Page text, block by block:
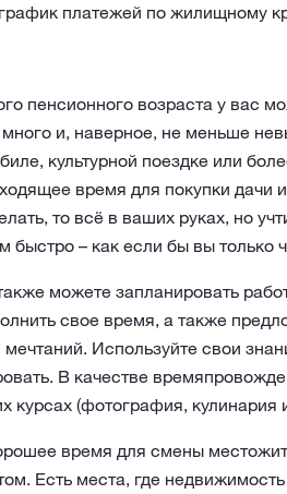
платежей по жилищному
пенсионного возраста у вас
и, наверное, не меньше
культурной поездке или
время для покупки дачи
то всё в ваших руках, но
быстро – как если бы вы только
можете запланировать
свое время, а также
Используйте свои
В качестве
курсах (фотография,
время для смены
Есть места, где